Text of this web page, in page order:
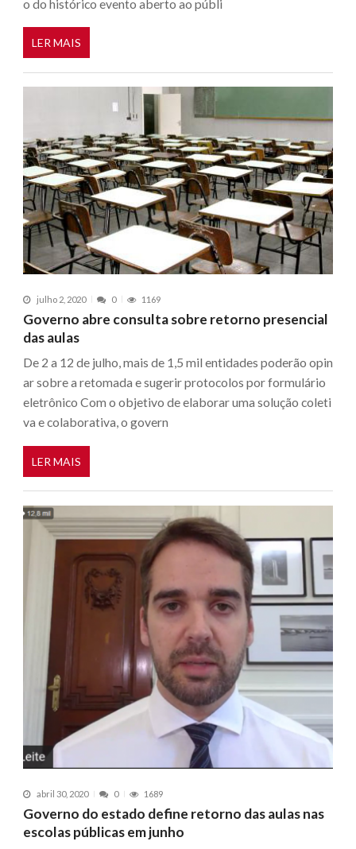
o do histórico evento aberto ao públi
LER MAIS
julho 2, 2020 0 1169
Governo abre consulta sobre retorno presencial
das aulas
De 2 a 12 de julho, mais de 1,5 mil entidades poderão opin
ar sobre a retomada e sugerir protocolos por formulário
eletrônico Com o objetivo de elaborar uma solução coleti
va e colaborativa, o govern
LER MAIS
abril 30, 2020 0 1689
Governo do estado define retorno das aulas nas
escolas públicas em junho